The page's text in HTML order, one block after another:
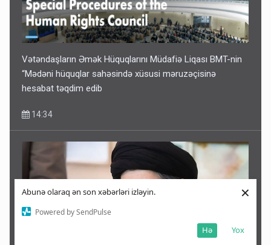
Abunə olaraq ən son xəbərləri izləyin.
Powered by SendPulse
Yox
Hə
×
Vətəndaşların Əmək Hüquqlarını Müdafiə Liqası BMT-nin
“Mədəni hüquqlar sahəsində xüsusi məruzəçisinə
hesabat təqdim edib
14:34